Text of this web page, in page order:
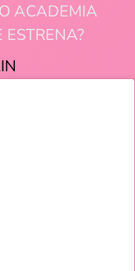
ACADEMIA